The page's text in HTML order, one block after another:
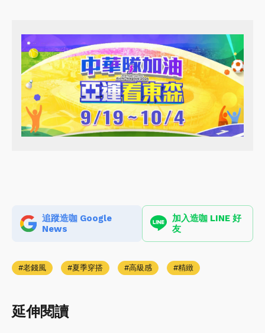
追蹤造咖 Google
News
加入造咖 LINE 好
友
老錢風 夏季穿搭 高級感 精緻
延伸閱讀